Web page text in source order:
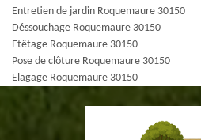
Entretien de jardin Roquemaure 30150
Déssouchage Roquemaure 30150
Etêtage Roquemaure 30150
Pose de clôture Roquemaure 30150
Elagage Roquemaure 30150